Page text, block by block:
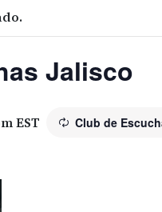
Jalisco
EST Club de